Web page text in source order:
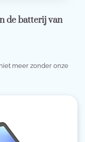
de batterij van
meer zonder onze